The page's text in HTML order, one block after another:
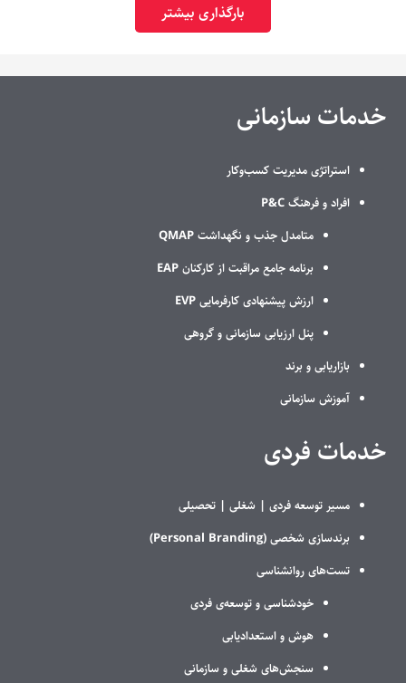
بارگذاری بیشتر
خدمات سازمانی
استراتژی مدیریت کسب‌وکار
افراد و فرهنگ P&C
متامدل جذب و نگهداشت QMAP
برنامه جامع مراقبت از کارکنان EAP
ارزش پیشنهادی کارفرمایی EVP
پنل ارزیابی سازمانی و گروهی
بازاریابی و برند
آموزش سازمانی
خدمات فردی
مسیر توسعه فردی | شغلی |تحصیلی
برندسازی شخصی (Personal Branding)
تست‌های روانشناسی
خودشناسی و توسعه‌ی فردی
هوش و استعدادیابی
سنجش‌های شغلی و سازمانی